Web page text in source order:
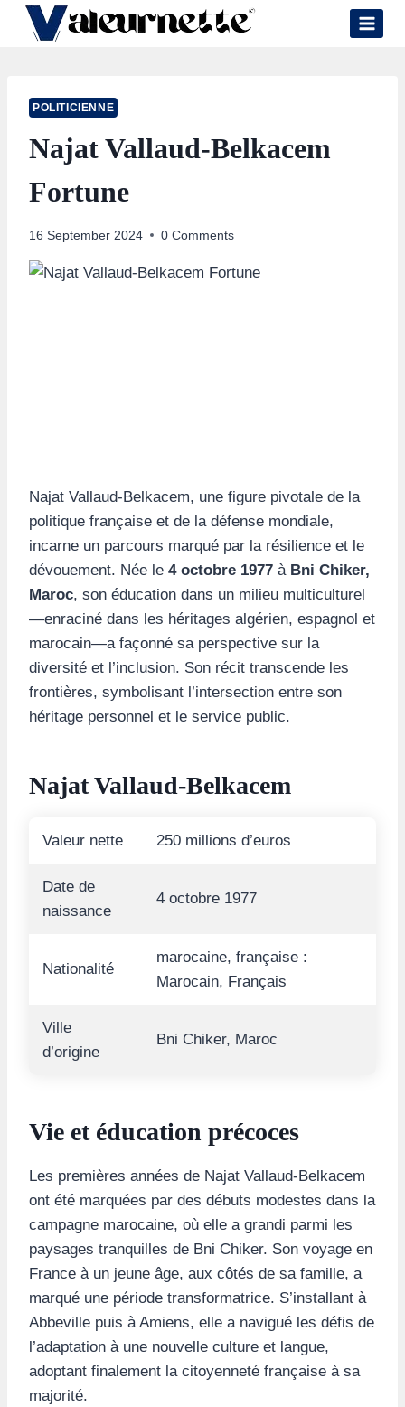
Skip
POLITICIENNE
Najat Vallaud-Belkacem
Fortune
16 September 2024 0 Comments
Najat Vallaud-Belkacem, une figure pivotale de la
politique française et de la défense mondiale,
incarne un parcours marqué par la résilience et le
dévouement. Née le 4 octobre 1977 à Bni Chiker,
Maroc, son éducation dans un milieu multiculturel
—enraciné dans les héritages algérien, espagnol et
marocain—a façonné sa perspective sur la
diversité et l’inclusion. Son récit transcende les
frontières, symbolisant l’intersection entre son
héritage personnel et le service public.
Najat Vallaud-Belkacem
Valeur nette 250 millions d’euros
Date de
naissance
4 octobre 1977
Nationalité
marocaine, française :
Marocain, Français
Ville
d’origine
Bni Chiker, Maroc
Vie et éducation précoces
Les premières années de Najat Vallaud-Belkacem
ont été marquées par des débuts modestes dans la
campagne marocaine, où elle a grandi parmi les
paysages tranquilles de Bni Chiker. Son voyage en
France à un jeune âge, aux côtés de sa famille, a
marqué une période transformatrice. S’installant à
Abbeville puis à Amiens, elle a navigué les défis de
l’adaptation à une nouvelle culture et langue,
adoptant finalement la citoyenneté française à sa
majorité.